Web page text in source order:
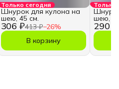
Только сегодня
306 ₽413 ₽−26%
Шнурок для кулона на
шею, 45 см.
В корзину
Только
290 ₽
шею,